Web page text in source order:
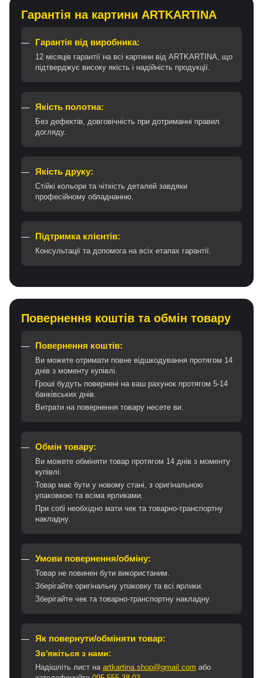
Гарантія на картини ARTKARTINA
Гарантія від виробника:
12 місяців гарантії на всі картини від ARTKARTINA, що
підтверджує високу якість і надійність продукції.
Якість полотна:
Без дефектів, довговічність при дотриманні правил
догляду.
Якість друку:
Стійкі кольори та чіткість деталей завдяки
професійному обладнанню.
Підтримка клієнтів:
Консультації та допомога на всіх етапах гарантії.
Повернення коштів та обмін товару
Повернення коштів:
Ви можете отримати повне відшкодування протягом 14
днів з моменту купівлі.
Гроші будуть повернені на ваш рахунок протягом 5-14
банківських днів.
Витрати на повернення товару несете ви.
Обмін товару:
Ви можете обміняти товар протягом 14 днів з моменту
купівлі.
Товар має бути у новому стані, з оригінальною
упаковкою та всіма ярликами.
При собі необхідно мати чек та товарно-транспортну
накладну.
Умови повернення/обміну:
Товар не повинен бути використаним.
Зберігайте оригінальну упаковку та всі ярлики.
Зберігайте чек та товарно-транспортну накладну.
Як повернути/обміняти товар:
Зв'яжіться з нами:
Надішліть лист на artkartina.shop@gmail.com або